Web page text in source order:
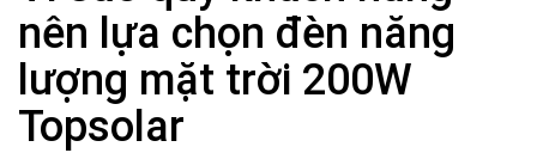
nên lựa chọn đèn năng
lượng mặt trời 200W
Topsolar